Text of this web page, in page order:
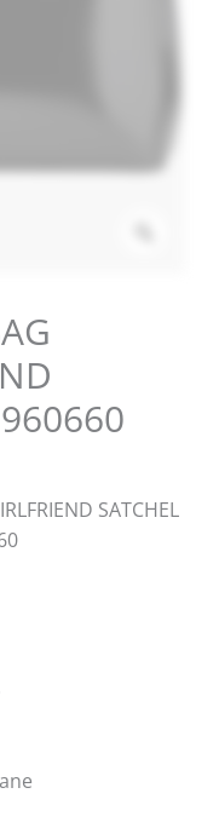
SATCHEL